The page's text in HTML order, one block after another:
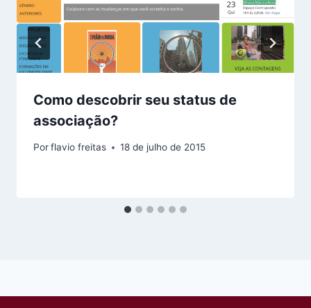
Como descobrir seu status de
associação?
Porflavio freitas 18 de julho de 2015